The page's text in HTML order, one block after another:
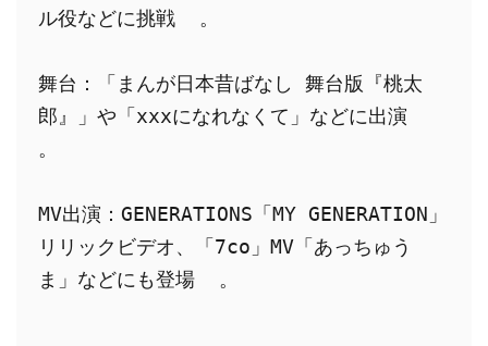
ル役などに挑戦  。
舞台：「まんが日本昔ばなし 舞台版『桃太
郎』」や「xxxになれなくて」などに出演
。
MV出演：GENERATIONS「MY GENERATION」
リリックビデオ、「7co」MV「あっちゅう
ま」などにも登場  。